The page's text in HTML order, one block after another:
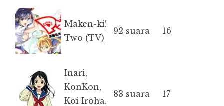
Maken-ki!
Two (TV)
92 suara 16
Inari,
KonKon,
Koi Iroha.
83 suara 17